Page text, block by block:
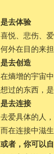
是去体验
喜悦、悲伤、
何外在目的来
是去创造
在熵增的宇宙
想过的东西，
是去连接
去爱具体的人
而在连接中滋
或者，你可以